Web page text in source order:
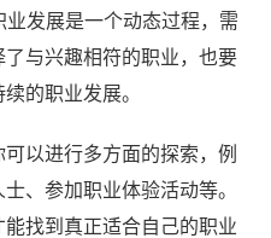
发展是一个动态过程，需
与兴趣相符的职业，也要
的职业发展。
以进行多方面的探索，例
、参加职业体验活动等。
找到真正适合自己的职业